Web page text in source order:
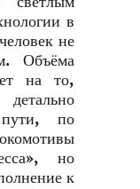
в
не
Объёма
на то,
по
но
к